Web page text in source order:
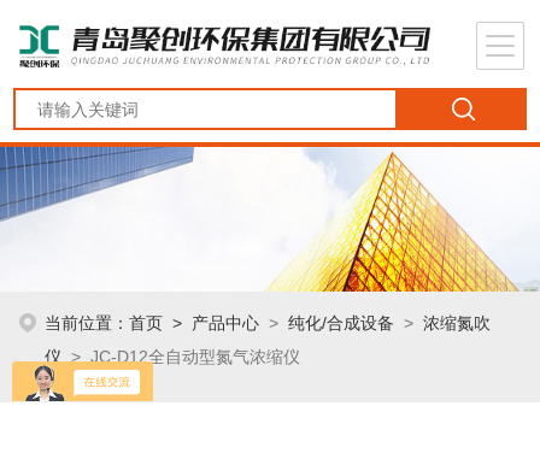
当前位置：首页 > 产品中心 >纯化/合成设备 >浓缩氮吹
仪 > JC-D12全自动型氮气浓缩仪